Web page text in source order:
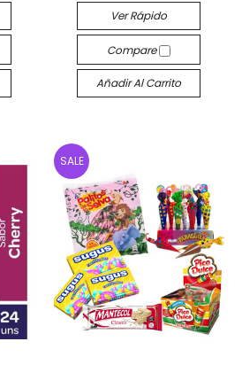
Ver Rápido
Compare
Añadir Al Carrito
SALE